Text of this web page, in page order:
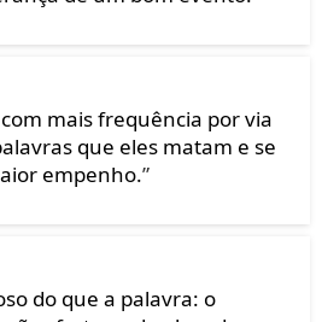
mais frequência por via
que eles matam e se
empenho.”
do que a palavra: o